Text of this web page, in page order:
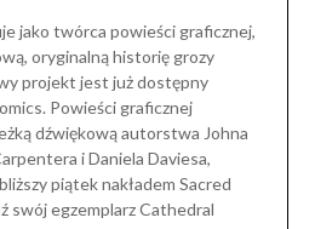
jako twórca powieści graficznej,
oryginalną historię grozy
projekt jest już dostępny
Powieści graficznej
dźwiękową autorstwa Johna
i Daniela Daviesa,
piątek nakładem Sacred
swój egzemplarz Cathedral